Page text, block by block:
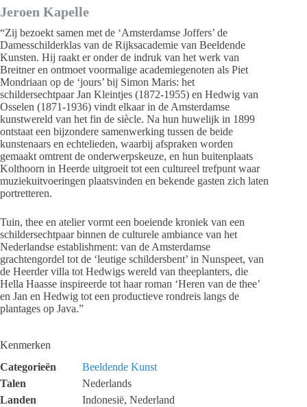
Jeroen Kapelle
“Zij bezoekt samen met de ‘Amsterdamse Joffers’ de
Damesschilderklas van de Rijksacademie van Beeldende
Kunsten. Hij raakt er onder de indruk van het werk van
Breitner en ontmoet voormalige academiegenoten als Piet
Mondriaan op de ‘jours’ bij Simon Maris: het
schildersechtpaar Jan Kleintjes (1872-1955) en Hedwig van
Osselen (1871-1936) vindt elkaar in de Amsterdamse
kunstwereld van het fin de siècle. Na hun huwelijk in 1899
ontstaat een bijzondere samenwerking tussen de beide
kunstenaars en echtelieden, waarbij afspraken worden
gemaakt omtrent de onderwerpskeuze, en hun buitenplaats
Kolthoorn in Heerde uitgroeit tot een cultureel trefpunt waar
muziekuitvoeringen plaatsvinden en bekende gasten zich laten
portretteren.
Tuin, thee en atelier vormt een boeiende kroniek van een
schildersechtpaar binnen de culturele ambiance van het
Nederlandse establishment: van de Amsterdamse
grachtengordel tot de ‘leutige schildersbent’ in Nunspeet, van
de Heerder villa tot Hedwigs wereld van theeplanters, die
Hella Haasse inspireerde tot haar roman ‘Heren van de thee’
en Jan en Hedwig tot een productieve rondreis langs de
plantages op Java.”
Kenmerken
Categorieën
Beeldende Kunst
Talen
Nederlands
Landen
Indonesië, Nederland